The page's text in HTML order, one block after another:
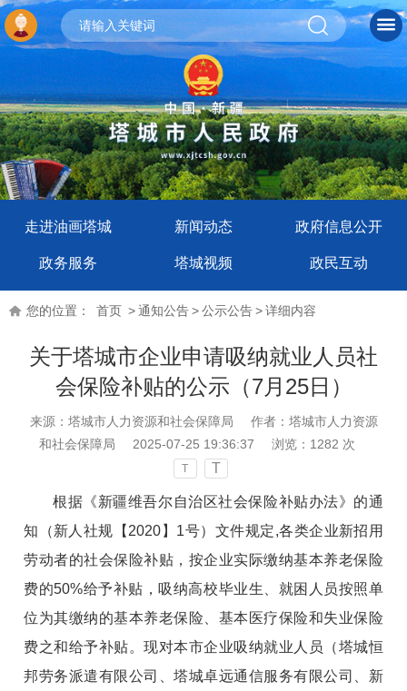
走进油画塔城 新闻动态 政府信息公开
政务服务 塔城视频 政民互动
您的位置： 首页 >通知公告>公示公告>详细内容
关于塔城市企业申请吸纳就业人员社
会保险补贴的公示（7月25日）
来源：塔城市人力资源和社会保障局
作者：塔城市人力资源
和社会保障局
2025-07-25 19:36:37 浏览： 1282 次
T T
根据《新疆维吾尔自治区社会保险补贴办法》的通
知（新人社规【2020】1号）文件规定,各类企业新招用
劳动者的社会保险补贴，按企业实际缴纳基本养老保险
费的50%给予补贴，吸纳高校毕业生、就困人员按照单
位为其缴纳的基本养老保险、基本医疗保险和失业保险
费之和给予补贴。现对本市企业吸纳就业人员（塔城恒
邦劳务派遣有限公司、塔城卓远通信服务有限公司、新